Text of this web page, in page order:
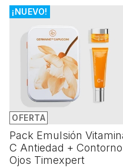
OFERTA
¡NUEVO!
Pack Emulsión
C Antiedad + Contorno
Ojos Timexpert